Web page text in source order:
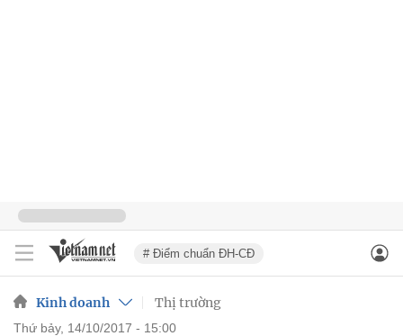
# Điểm chuẩn ĐH-CĐ
Kinh doanh Thị trường
thứ bảy, 14/10/2017 - 15:00